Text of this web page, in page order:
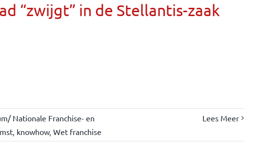
“zwijgt” in de Stellantis-zaak
Nationale Franchise- en
, knowhow, Wet franchise
Lees Meer